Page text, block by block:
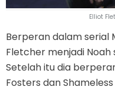
Elliot
Berperan dalam serial
Fletcher menjadi
Setelah itu dia
Fosters dan